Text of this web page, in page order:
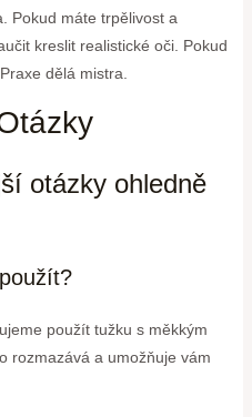
Pokud máte trpělivost a
kreslit realistické oči. Pokud
dělá mistra.
otázky ohledně
použít tužku s měkkým
rozmazává a umožňuje vám